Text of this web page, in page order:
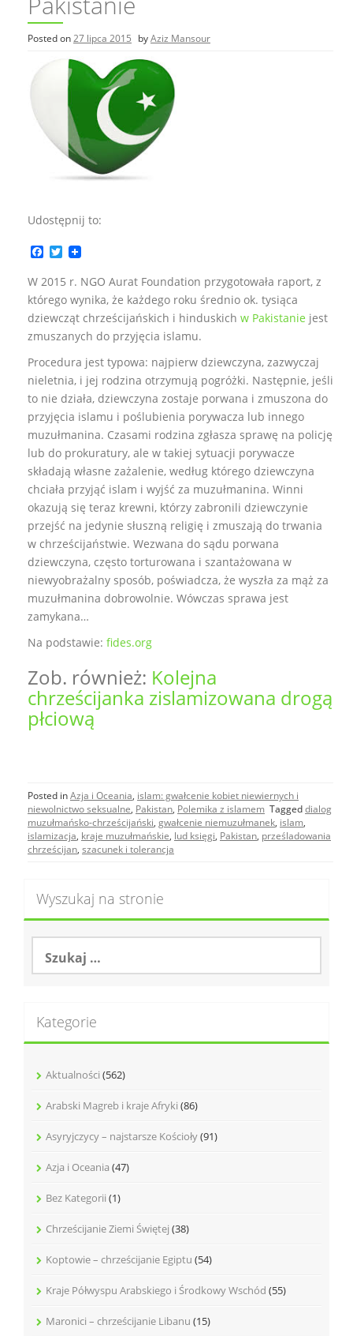
Posted on27 lipca 2015 byAziz Mansour
Udostępnij to:
c
e
b
o
o
k
T
i
t
t
e
r
W 2015 r. NGO Aurat Foundation przygotowała raport, z
którego wynika, że każdego roku średnio ok. tysiąca
dziewcząt chrześcijańskich i hinduskich w Pakistanie jest
zmuszanych do przyjęcia islamu.
Procedura jest typowa: najpierw dziewczyna, zazwyczaj
nieletnia, i jej rodzina otrzymują pogróżki. Następnie, jeśli
to nie działa, dziewczyna zostaje porwana i zmuszona do
przyjęcia islamu i poślubienia porywacza lub innego
muzułmanina. Czasami rodzina zgłasza sprawę na policję
lub do prokuratury, ale w takiej sytuacji porywacze
składają własne zażalenie, według którego dziewczyna
chciała przyjąć islam i wyjść za muzułmanina. Winni
okazują się teraz krewni, którzy zabronili dziewczynie
przejść na jedynie słuszną religię i zmuszają do trwania
w chrześcijaństwie. Wezwana do sądu porwana
dziewczyna, często torturowana i szantażowana w
niewyobrażalny sposób, poświadcza, że wyszła za mąż za
muzułmanina dobrowolnie. Wówczas sprawa jest
zamykana…
Na podstawie: fides.org
Zob. również: Kolejna
chrześcijanka zislamizowana drogą
płciową
Posted inAzja i Oceania, islam: gwałcenie kobiet niewiernych i
niewolnictwo seksualne, Pakistan, Polemika z islamem Taggeddialog
muzułmańsko-chrześcijański, gwałcenie niemuzułmanek, islam,
islamizacja, kraje muzułmańskie, lud księgi, Pakistan, prześladowania
chrześcijan, szacunek i tolerancja
Wyszukaj na stronie
u
:
Kategorie
Aktualności (562)
Arabski Magreb i kraje Afryki (86)
Asyryjczycy – najstarsze Kościoły(91)
Azja i Oceania (47)
Bez Kategorii (1)
Chrześcijanie Ziemi Świętej (38)
Koptowie – chrześcijanie Egiptu (54)
Kraje Półwyspu Arabskiego i Środkowy Wschód (55)
Maronici – chrześcijanie Libanu (15)